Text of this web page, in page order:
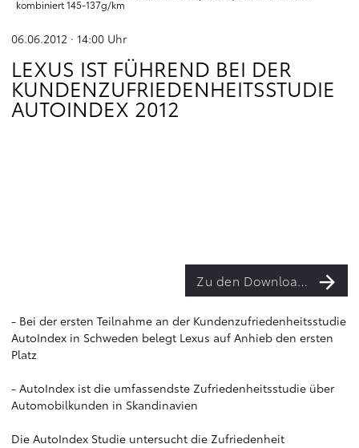
kombiniert 145‑137g/km
06.06.2012 · 14:00 Uhr
LEXUS IST FÜHREND BEI DER
KUNDENZUFRIEDENHEITSSTUDIE
AUTOINDEX 2012
Zu den Downloads
- Bei der ersten Teilnahme an der Kundenzufriedenheitsstudie
AutoIndex in Schweden belegt Lexus auf Anhieb den ersten
Platz
- AutoIndex ist die umfassendste Zufriedenheitsstudie über
Automobilkunden in Skandinavien
Die AutoIndex Studie untersucht die Zufriedenheit